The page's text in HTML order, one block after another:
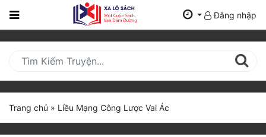
Trang
Mới
Cập
Nhật
(current)
Đăng nhập
Trang chủ » Liều Mạng Công Lược Vai Ác